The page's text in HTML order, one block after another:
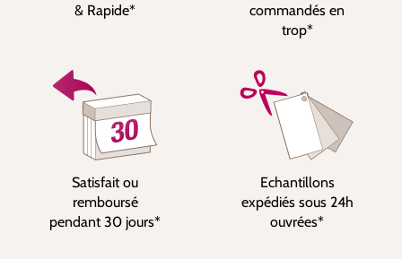
& Rapide*
commandés en
trop*
Satisfait ou
remboursé
pendant 30 jours*
Echantillons
expédiés sous 24h
ouvrées*